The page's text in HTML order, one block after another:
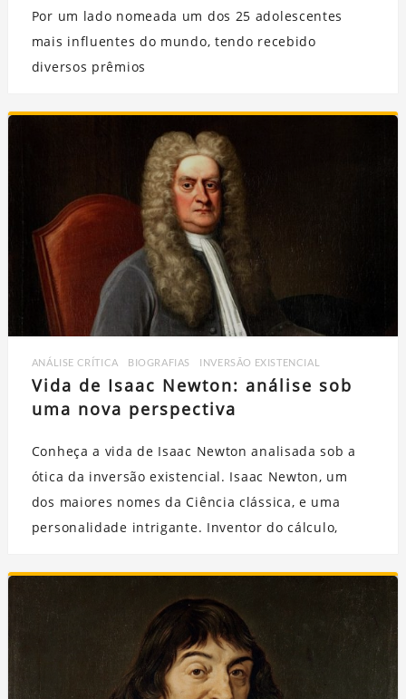
Por um lado nomeada um dos 25 adolescentes
mais influentes do mundo, tendo recebido
diversos prêmios
ANÁLISE CRÍTICA BIOGRAFIAS INVERSÃO EXISTENCIAL
Vida de Isaac Newton: análise sob
uma nova perspectiva
Conheça a vida de Isaac Newton analisada sob a
ótica da inversão existencial. Isaac Newton, um
dos maiores nomes da Ciência clássica, e uma
personalidade intrigante. Inventor do cálculo,